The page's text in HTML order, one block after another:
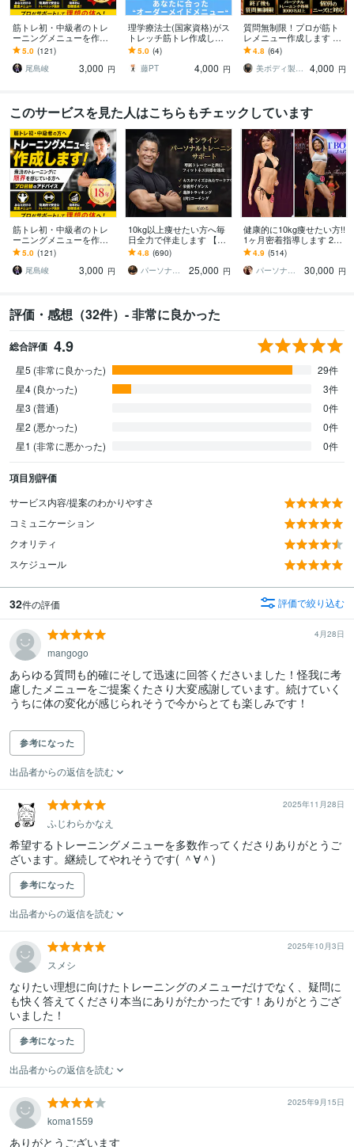
筋トレ初・中級者のトレ
ーニングメニューを作成
します 我流のトレーニン
グに限界を感じている方
へプロ目線のアドバイス
5.0 (121)
尾島峻
3,000 円
理学療法士(国家資格)がス
トレッチ筋トレ作成しま
す 柔軟性、筋力、肩こ
り・腰痛など痛み・疲労
改善メニュー作成
5.0 (4)
藤PT
4,000 円
質問無制限！プロが筋ト
レメニュー作成します プ
ロが自宅・ジムなど筋ト
レしたい方のメニュー作
成！
4.8 (64)
美ボディ製作所【筋トレ・食事】
4,000 円
このサービスを見た人はこちらもチェックしています
筋トレ初・中級者のトレ
ーニングメニューを作成
します 我流のトレーニン
グに限界を感じている方
へプロ目線のアドバイス
5.0 (121)
尾島峻
3,000 円
10kg以上痩せたい方へ毎
日全力で伴走します 【残
り1名様】通常42,000円 →
25,000円（税抜）
4.8 (690)
パーソナルトレーナーJTタク
25,000 円
健康的に10kg痩せたい方!!
1ヶ月密着指導します 20k
g痩せたプロトレーナーに
よる食事と運動サポート!!
4.9 (514)
パーソナルトレーナーYUKINA
30,000 円
評価・感想（32件）- 非常に良かった
総合評価 4.9
星5 (非常に良かった)
29件
星4 (良かった)
3件
星3 (普通)
0件
星2 (悪かった)
0件
星1 (非常に悪かった)
0件
項目別評価
サービス内容/提案のわかりやすさ
コミュニケーション
クオリティ
スケジュール
32件の評価 評価で絞り込む
4月28日
mangogo
あらゆる質問も的確にそして迅速に回答くださいました！怪我に考
慮したメニューをご提案くたさり大変感謝しています。続けていく
うちに体の変化が感じられそうで今からとても楽しみです！
参考になった
出品者からの返信を読む
2025年11月28日
ふじわらかなえ
希望するトレーニングメニューを多数作ってくださりありがとうご
ざいます。継続してやれそうです( ＾∀＾)
参考になった
出品者からの返信を読む
2025年10月3日
スメシ
なりたい理想に向けたトレーニングのメニューだけでなく、疑問に
も快く答えてくださり本当にありがたかったです！ありがとうござ
いました！
参考になった
出品者からの返信を読む
2025年9月15日
koma1559
ありがとうございます